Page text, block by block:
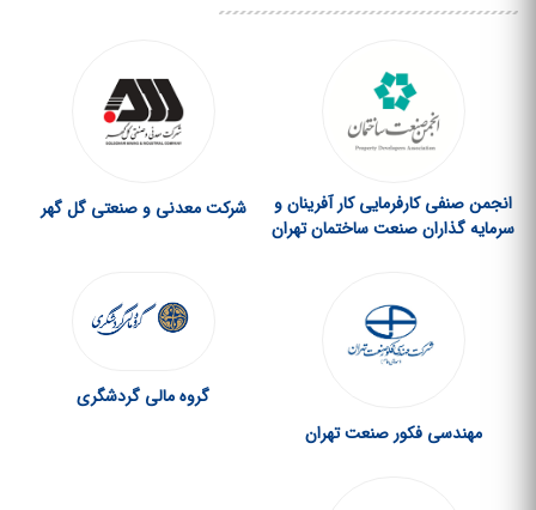
انجمن صنفی کارفرمایی کار آفرینان و
سرمایه گذاران صنعت ساختمان تهران
شرکت معدنی و صنعتی گل گهر
مهندسی فكور صنعت تهران
گروه مالی گردشگری